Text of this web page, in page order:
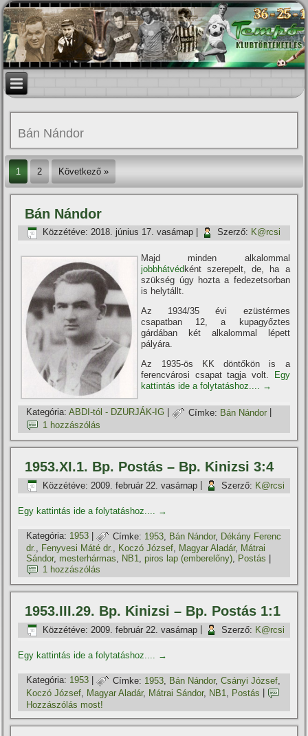
Bán Nándor
1 2 Következő »
Bán Nándor
Közzétéve: 2018. június 17. vasárnap Szerző: K@rcsi
Majd minden alkalommal
jobbhátvéd ként szerepelt, de, ha a
szükség úgy hozta a fedezetsorban
is helytállt.
Az 1934/35 évi ezüstérmes
csapatban 12, a kupagyőztes
gárdában két alkalommal lépett
pályára.
Az 1935-ös KK döntőkön is a
ferencvárosi csapat tagja volt.
Egy
kattintás ide a folytatáshoz.... →
Kategória: ABDI-tól - DZURJÁK-IG | Címke: Bán Nándor
1 hozzászólás
1953.XI.1. Bp. Postás – Bp. Kinizsi 3:4
Közzétéve: 2009. február 22. vasárnap Szerző: K@rcsi
Egy kattintás ide a folytatáshoz.... →
Kategória: 1953 | Címke: 1953 Bán Nándor, Dékány Ferenc
dr., Fenyvesi Máté dr., Koczó József, Magyar Aladár, Mátrai
Sándor, mesterhármas, NB1,piros lap (emberelőny), Postás
1 hozzászólás
1953.III.29. Bp. Kinizsi – Bp. Postás 1:1
Közzétéve: 2009. február 22. vasárnap Szerző: K@rcsi
Egy kattintás ide a folytatáshoz.... →
Kategória: 1953 | Címke: 1953 Bán Nándor,Csányi József
Koczó József Magyar Aladár, Mátrai Sándor, NB1 Postás
Hozzászólás most!